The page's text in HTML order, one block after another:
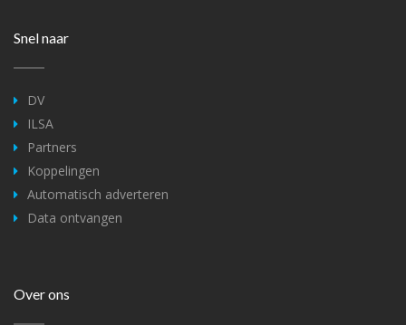
Snel naar
DV
ILSA
Partners
Koppelingen
Automatisch adverteren
Data ontvangen
Over ons